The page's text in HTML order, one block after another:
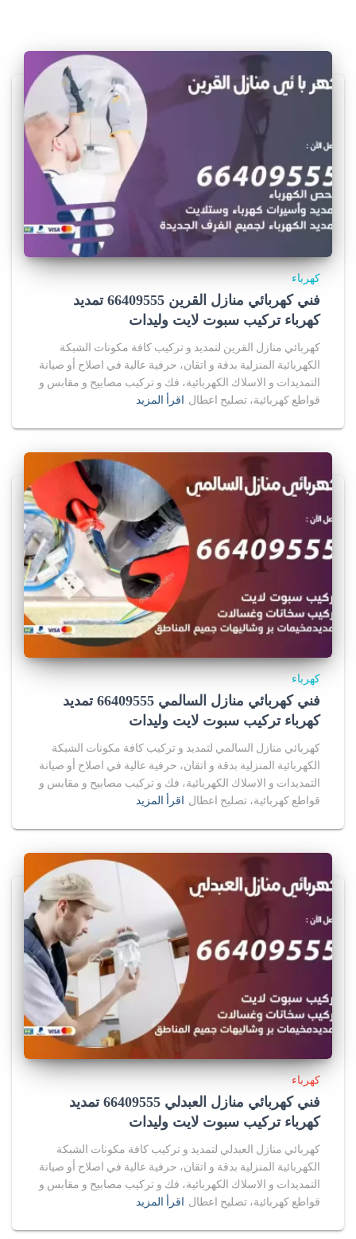
كهرباء
فني كهربائي منازل القرين 66409555 تمديد
كهرباء تركيب سبوت لايت وليدات
كهربائي منازل القرين لتمديد و تركيب كافة مكونات الشبكة
الكهربائية المنزلية بدقة و اتقان، حرفية عالية في اصلاح أو صيانة
التمديدات و الاسلاك الكهربائية، فك و تركيب مصابيح و مقابس و
قواطع كهربائية، تصليح اعطال اقرأ المزيد
كهرباء
فني كهربائي منازل السالمي 66409555 تمديد
كهرباء تركيب سبوت لايت وليدات
كهربائي منازل السالمي لتمديد و تركيب كافة مكونات الشبكة
الكهربائية المنزلية بدقة و اتقان، حرفية عالية في اصلاح أو صيانة
التمديدات و الاسلاك الكهربائية، فك و تركيب مصابيح و مقابس و
قواطع كهربائية، تصليح اعطال اقرأ المزيد
كهرباء
فني كهربائي منازل العبدلي 66409555 تمديد
كهرباء تركيب سبوت لايت وليدات
كهربائي منازل العبدلي لتمديد و تركيب كافة مكونات الشبكة
الكهربائية المنزلية بدقة و اتقان، حرفية عالية في اصلاح أو صيانة
التمديدات و الاسلاك الكهربائية، فك و تركيب مصابيح و مقابس و
قواطع كهربائية، تصليح اعطال اقرأ المزيد